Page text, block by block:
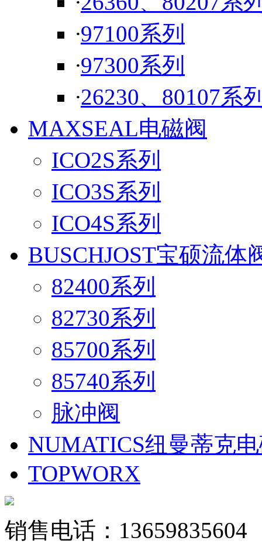
·97100系列
·97300系列
·26230、80107系
MAXSEAL电磁阀
ICO2S系列
ICO3S系列
ICO4S系列
BUSCHJOST宝硕流体
82400系列
82730系列
85700系列
85740系列
脉冲阀
NUMATICS纽曼蒂克
TOPWORX
销售电话：13659835604